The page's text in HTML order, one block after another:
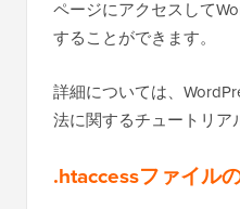
ページにアクセスして
することができます。
詳細については、
法に関するチュートリア
.htaccessファイル